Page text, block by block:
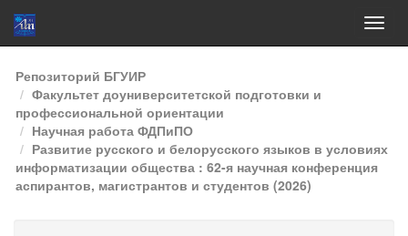
Skip
navigation
Репозиторий БГУИР
Факультет доуниверситетской подготовки и
профессиональной ориентации
Научная работа ФДПиПО
Развитие русского и белорусского языков в условиях
информатизации общества : 62-я научная конференция
аспирантов, магистрантов и студентов (2026)